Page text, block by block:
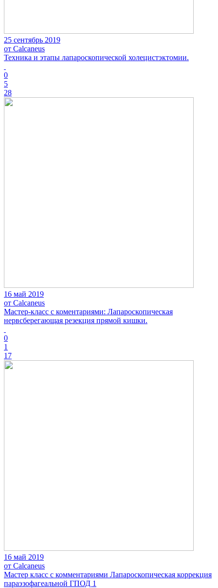
25 сентябрь 2019
от Calcaneus
Техника и этапы лапароскопической холецистэктомии.
0
5
28
16 май 2019
от Calcaneus
Мастер-класс с коментариями: Лапароскопическая
нервсберегающая резекция прямой кишки.
0
1
17
16 май 2019
от Calcaneus
Мастер класс с комментариями Лапароскопическая коррекция
параэзофагеальной ГПОД 1